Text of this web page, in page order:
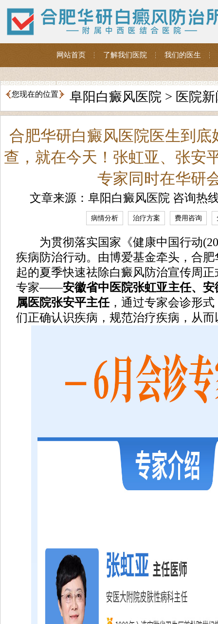
网站首页 了解我们医院 我们的医生
您现在的位置 阜阳白癜风医院 > 医院
合肥华研白癜风医院医生到底
查，就在今天！张虹亚、张安
专家同时在华研
文章来源：阜阳白癜风医院 咨询热
病情分析 治疗方案 费用咨询
为贯彻落实国家《健康中国行动
疾病防治行动。由博爱基金牵头，合
起的夏季快速祛除白癜风防治宣传周
专家——安徽省中医院张虹亚主任、
属医院张安平主任，通过专家会诊形
们正确认识疾病，规范治疗疾病，从